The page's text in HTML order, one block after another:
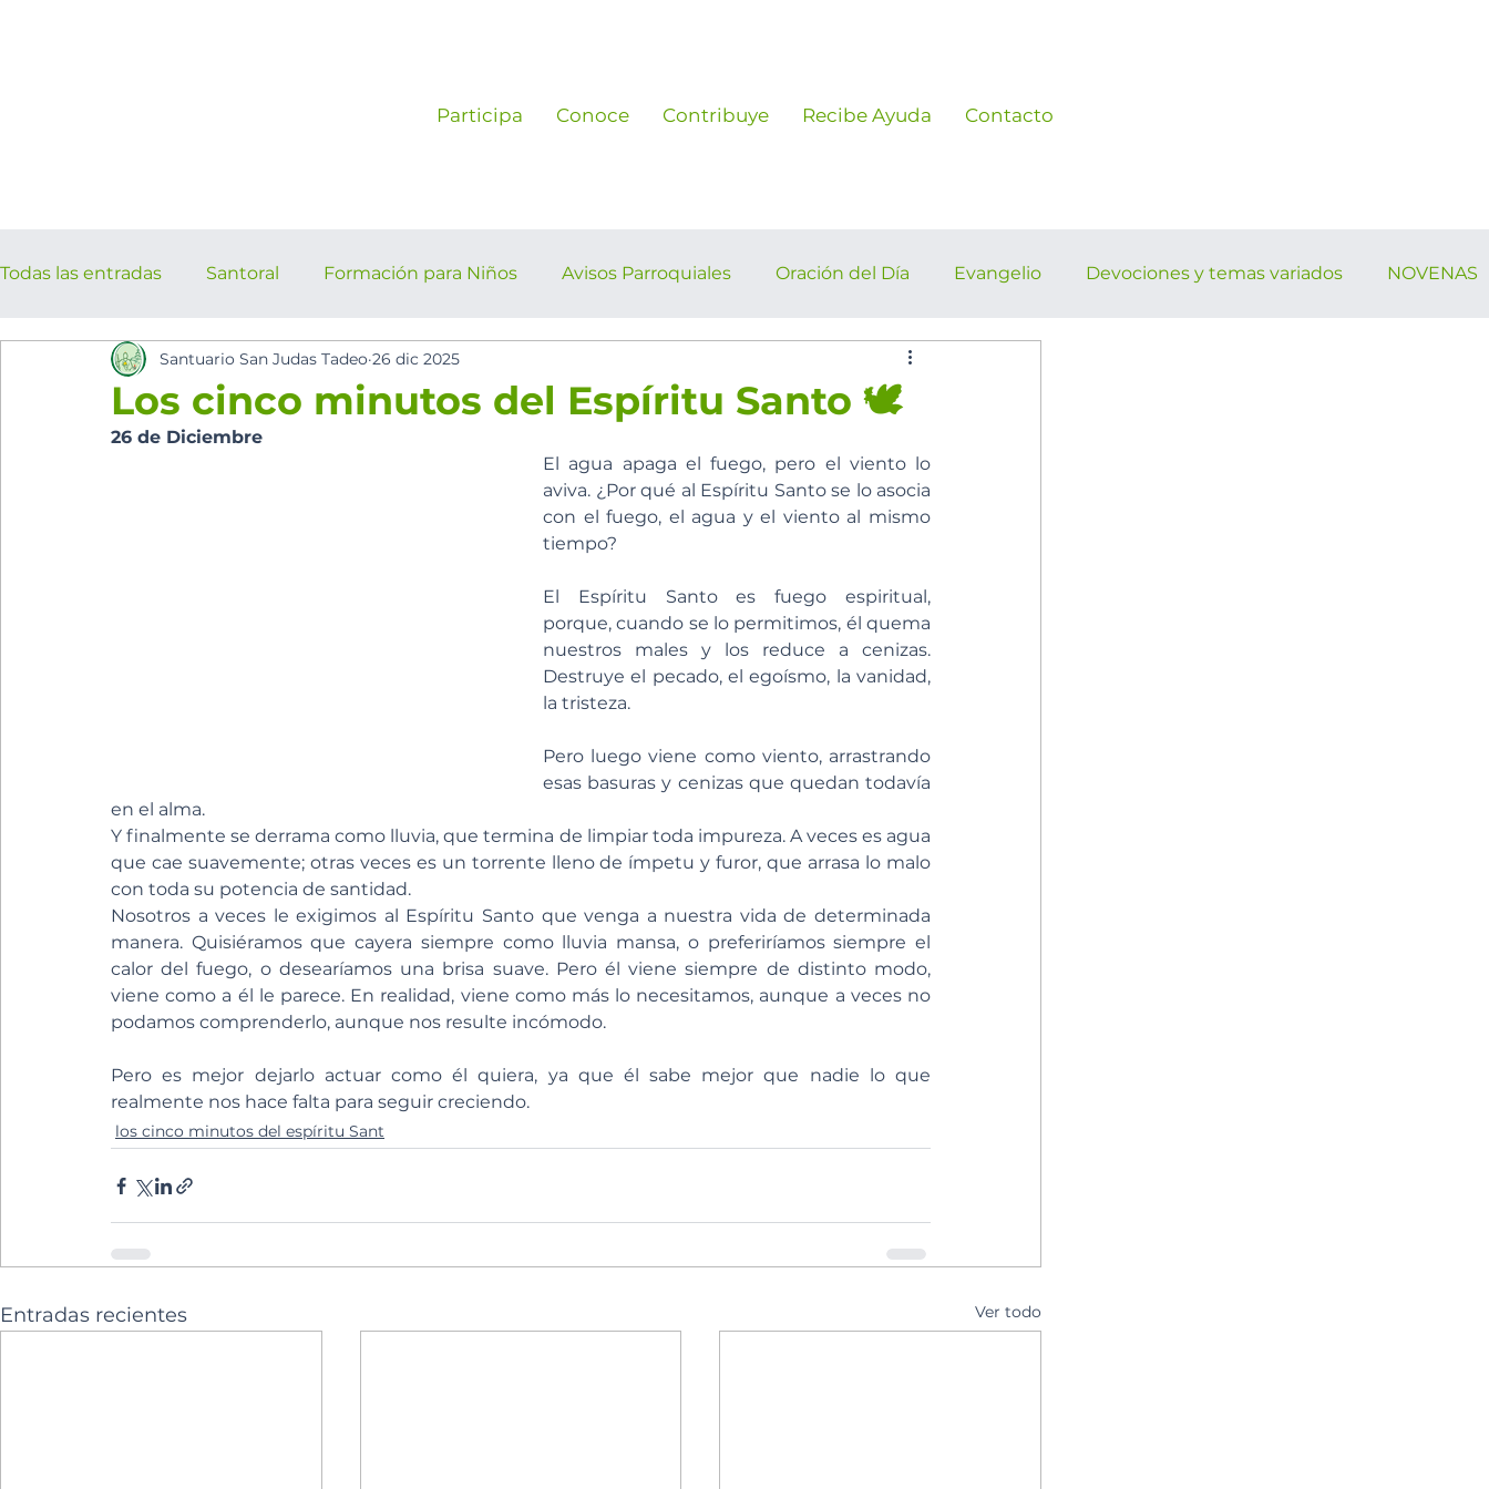
Participa Conoce Contribuye Recibe Ayuda Contacto
Todas las entradas Santoral Formación para Niños Avisos Parroquiales Oración del Día Evangelio Devociones y temas variados NOVENAS
los cinco minutos del espíritu Sant Eventos Parroquiales
Los cinco minutos del Espíritu Santo 🕊️
Santuario San Judas Tadeo 26 dic 2025
26 de Diciembre
El agua apaga el fuego, pero el viento lo
aviva. ¿Por qué al Espíritu Santo se lo asocia
con el fuego, el agua y el viento al mismo
tiempo?
El Espíritu Santo es fuego espiritual,
porque, cuando se lo permitimos, él quema
nuestros males y los reduce a cenizas.
Destruye el pecado, el egoísmo, la vanidad,
la tristeza.
Pero luego viene como viento, arrastrando
esas basuras y cenizas que quedan todavía
en el alma.
Y finalmente se derrama como lluvia, que termina de limpiar toda impureza. A veces es agua
que cae suavemente; otras veces es un torrente lleno de ímpetu y furor, que arrasa lo malo
con toda su potencia de santidad.
Nosotros a veces le exigimos al Espíritu Santo que venga a nuestra vida de determinada
manera. Quisiéramos que cayera siempre como lluvia mansa, o preferiríamos siempre el
calor del fuego, o desearíamos una brisa suave. Pero él viene siempre de distinto modo,
viene como a él le parece. En realidad, viene como más lo necesitamos, aunque a veces no
podamos comprenderlo, aunque nos resulte incómodo.
Pero es mejor dejarlo actuar como él quiera, ya que él sabe mejor que nadie lo que
realmente nos hace falta para seguir creciendo.
los cinco minutos del espíritu Sant
Entradas recientes Ver todo